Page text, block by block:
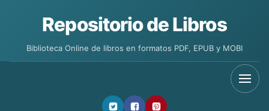
Repositorio de Libros
Biblioteca Online de libros en formatos PDF, EPUB y MOBI